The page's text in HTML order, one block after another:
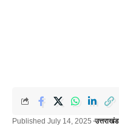
Published July 14, 2025 उत्तराखंड